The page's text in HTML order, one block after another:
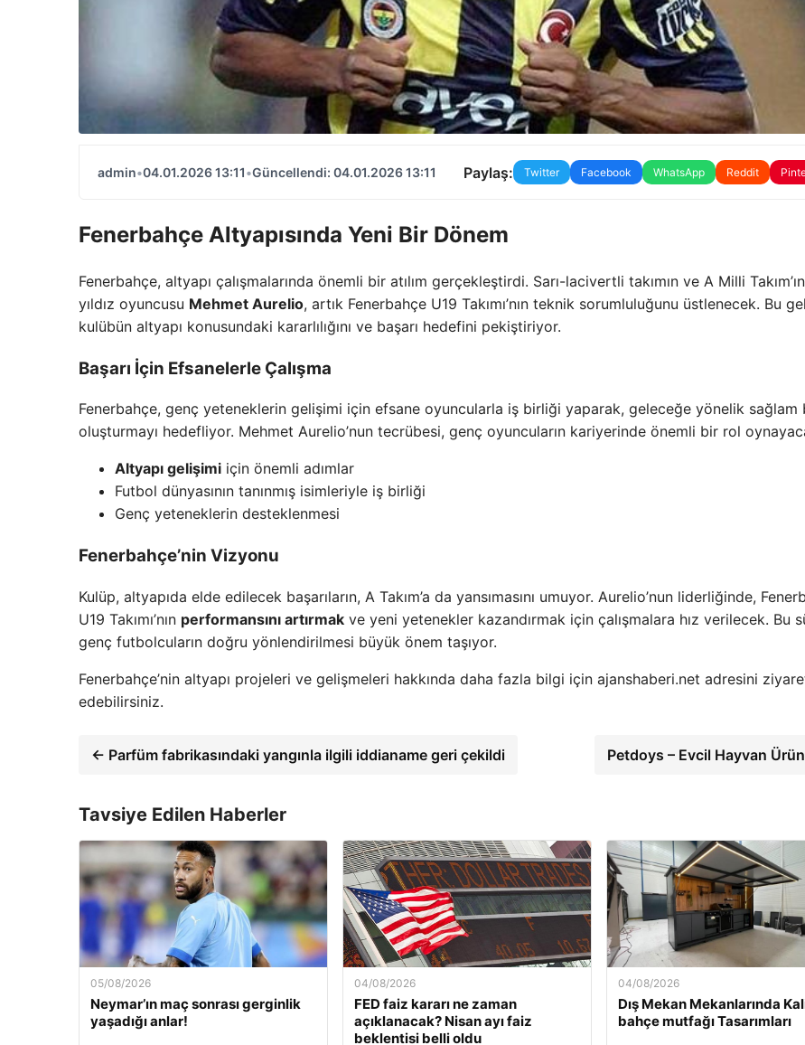
admin•04.01.2026 13:11•Güncellendi: 04.01.2026 13:11 Paylaş: Twitter Facebook WhatsApp Reddit
Fenerbahçe Altyapısında Yeni Bir Dönem
Fenerbahçe, altyapı çalışmalarında önemli bir atılım gerçekleştirdi. Sarı-lacivertli takımın ve A Milli
yıldız oyuncusu Mehmet Aurelio, artık Fenerbahçe U19 Takımı’nın teknik sorumluluğunu üstlenecek. Bu
kulübün altyapı konusundaki kararlılığını ve başarı hedefini pekiştiriyor.
Başarı İçin Efsanelerle Çalışma
Fenerbahçe, genç yeteneklerin gelişimi için efsane oyuncularla iş birliği yaparak, geleceğe yönelik sağlam
oluşturmayı hedefliyor. Mehmet Aurelio’nun tecrübesi, genç oyuncuların kariyerinde önemli bir rol
Altyapı gelişimi için önemli adımlar
Futbol dünyasının tanınmış isimleriyle iş birliği
Genç yeteneklerin desteklenmesi
Fenerbahçe’nin Vizyonu
Kulüp, altyapıda elde edilecek başarıların, A Takım’a da yansımasını umuyor. Aurelio’nun liderliğinde,
U19 Takımı’nın performansını artırmak ve yeni yetenekler kazandırmak için çalışmalara hız verilecek. Bu
genç futbolcuların doğru yönlendirilmesi büyük önem taşıyor.
Fenerbahçe’nin altyapı projeleri ve gelişmeleri hakkında daha fazla bilgi için ajanshaberi.net adresini
edebilirsiniz.
← Parfüm fabrikasındaki yangınla ilgili iddianame geri çekildi Petdoys – Evcil Hayvan
Tavsiye Edilen Haberler
05/08/2026
Neymar’ın maç sonrası gerginlik
yaşadığı anlar!
04/08/2026
FED faiz kararı ne zaman
açıklanacak? Nisan ayı faiz
beklentisi belli oldu
04/08/2026
Dış Mekan Mekanlarında
bahçe mutfağı Tasarımları